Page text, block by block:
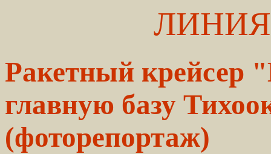
Ракетный крейсер
главную базу
(фоторепортаж)